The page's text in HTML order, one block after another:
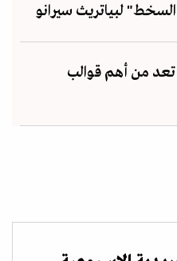
لبياتريث سيرانو
تعد من أهم قوالب